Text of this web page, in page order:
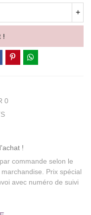
+
!
0
!
commande selon le
Prix spécial
avec numéro de suivi